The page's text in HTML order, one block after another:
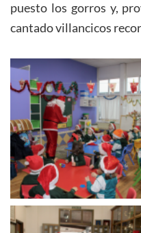
puesto los gorros y,
cantado villancicos